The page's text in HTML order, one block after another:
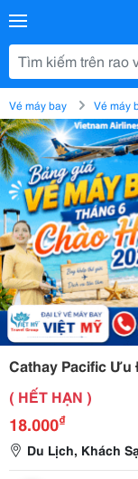
Vé máy bay Vé máy
Cathay Pacific Ưu
( HẾT HẠN )
18.000₫
Du Lịch, Khách